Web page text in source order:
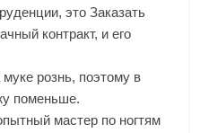
это Заказать
контракт, и его
рознь, поэтому в
поменьше.
мастер по ногтям